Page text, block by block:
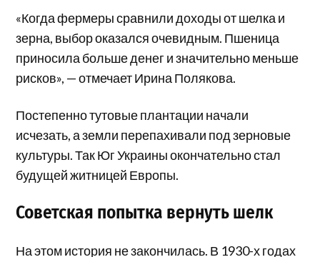
«Когда фермеры сравнили доходы от шелка и
зерна, выбор оказался очевидным. Пшеница
приносила больше денег и значительно меньше
рисков», — отмечает Ирина Полякова.
Постепенно тутовые плантации начали
исчезать, а земли перепахивали под зерновые
культуры. Так Юг Украины окончательно стал
будущей житницей Европы.
Советская попытка вернуть шелк
На этом история не закончилась. В 1930-х годах